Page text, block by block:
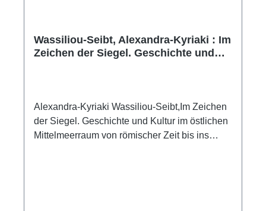
Wassiliou-Seibt, Alexandra-Kyriaki : Im
Zeichen der Siegel. Geschichte und
Alexandra-Kyriaki Wassiliou-Seibt,Im Zeichen
der Siegel. Geschichte und Kultur im östlichen
Mittelmeerraum von römischer Zeit bis ins